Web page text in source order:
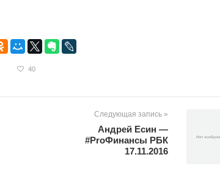
40
Следующая запись »
Андрей Есин —
#ProФинансы РБК
17.11.2016